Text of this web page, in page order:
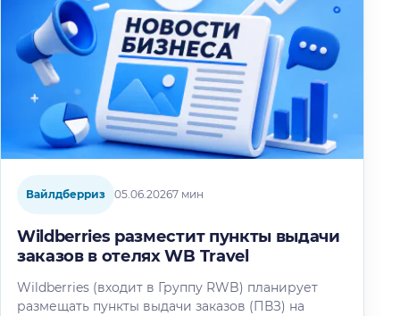
Вайлдберриз 05.06.20267 мин
Wildberries разместит пункты выдачи
заказов в отелях WB Travel
Wildberries (входит в Группу RWB) планирует
размещать пункты выдачи заказов (ПВЗ) на